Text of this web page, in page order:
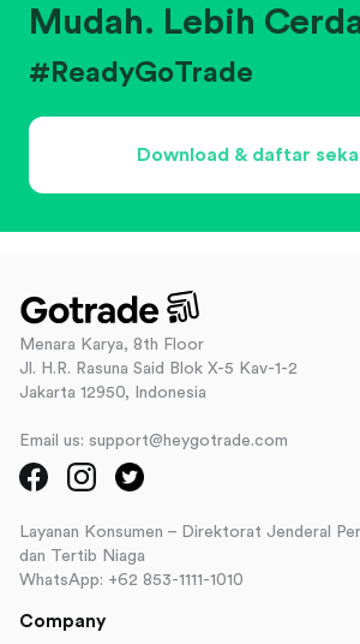
Mudah. Lebih
#ReadyGoTrade
Download & daftar
Menara Karya, 8th Floor
Jl. H.R. Rasuna Said Blok X-5 Kav-1-2
Jakarta 12950, Indonesia
Email us: support@heygotrade.com
Layanan Konsumen – Direktorat Jenderal
dan Tertib Niaga
WhatsApp: +62 853-1111-1010
Company